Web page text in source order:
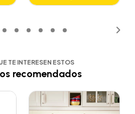
TE INTERESEN ESTOS
recomendados